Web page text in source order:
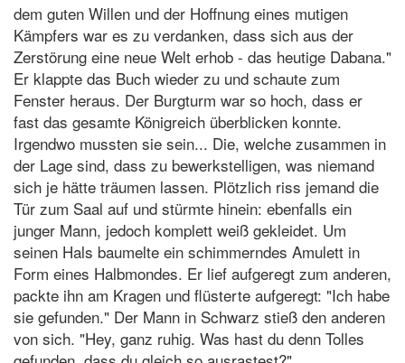
dem guten Willen und der Hoffnung eines mutigen
Kämpfers war es zu verdanken, dass sich aus der
Zerstörung eine neue Welt erhob - das heutige Dabana."
Er klappte das Buch wieder zu und schaute zum
Fenster heraus. Der Burgturm war so hoch, dass er
fast das gesamte Königreich überblicken konnte.
Irgendwo mussten sie sein... Die, welche zusammen in
der Lage sind, dass zu bewerkstelligen, was niemand
sich je hätte träumen lassen. Plötzlich riss jemand die
Tür zum Saal auf und stürmte hinein: ebenfalls ein
junger Mann, jedoch komplett weiß gekleidet. Um
seinen Hals baumelte ein schimmerndes Amulett in
Form eines Halbmondes. Er lief aufgeregt zum anderen,
packte ihn am Kragen und flüsterte aufgeregt: "Ich habe
sie gefunden." Der Mann in Schwarz stieß den anderen
von sich. "Hey, ganz ruhig. Was hast du denn Tolles